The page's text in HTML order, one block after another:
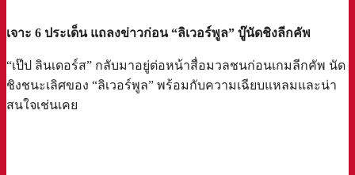
เจาะ 6 ประเด็น แถลงข่าวก่อน “ลิเวอร์พูล” บู๊นัดชิงลีกคัพ
“เป๊ป ลินเดอร์ส” กลับมาอยู่ต่อหน้าสื่อมวลชนก่อนเกมลีกคัพ นัด
ชิงชนะเลิศของ “ลิเวอร์พูล” พร้อมกับความเฉียบแหลมและน่า
สนใจเช่นเคย